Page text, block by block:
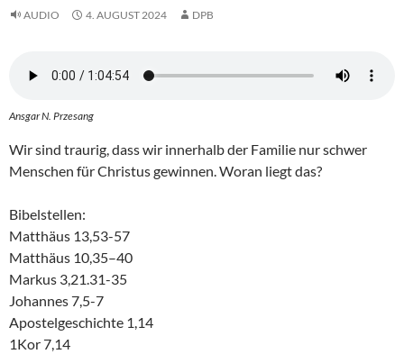
AUDIO 4. AUGUST 2024 DPB
Ansgar N. Przesang
Wir sind traurig, dass wir innerhalb der Familie nur schwer
Menschen für Christus gewinnen. Woran liegt das?
Bibelstellen:
Matthäus 13,53-57
Matthäus 10,35–40
Markus 3,21.31-35
Johannes 7,5-7
Apostelgeschichte 1,14
1Kor 7,14